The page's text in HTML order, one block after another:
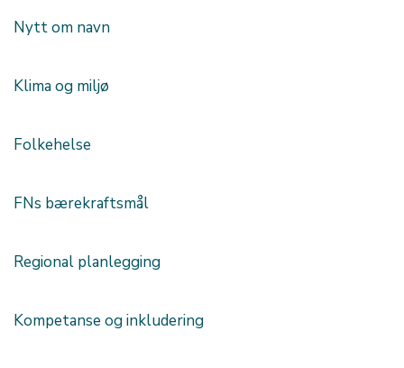
Nytt om navn
Klima og miljø
Folkehelse
FNs bærekraftsmål
Regional planlegging
Kompetanse og inkludering